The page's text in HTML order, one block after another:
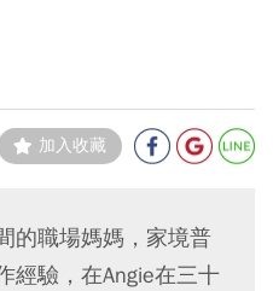
加入收藏
的職場媽媽，家境普
經驗，在Angie在三十